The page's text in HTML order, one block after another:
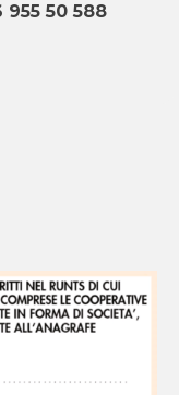
955 50 588